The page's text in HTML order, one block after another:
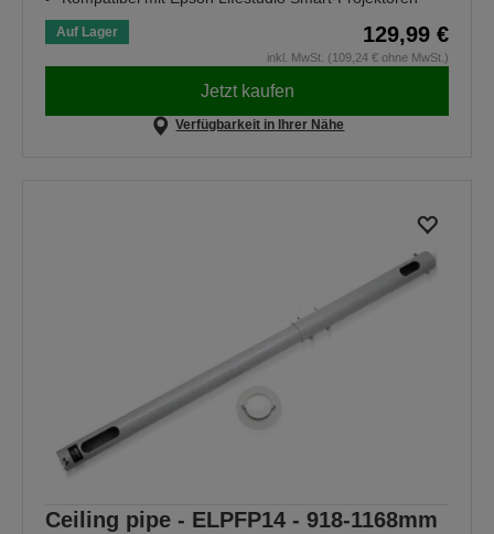
Auf Lager 129,99 €
inkl. MwSt. (109,24 € ohne MwSt.)
Jetzt kaufen
Verfügbarkeit in Ihrer Nähe
Ceiling pipe - ELPFP14 - 918-1168mm